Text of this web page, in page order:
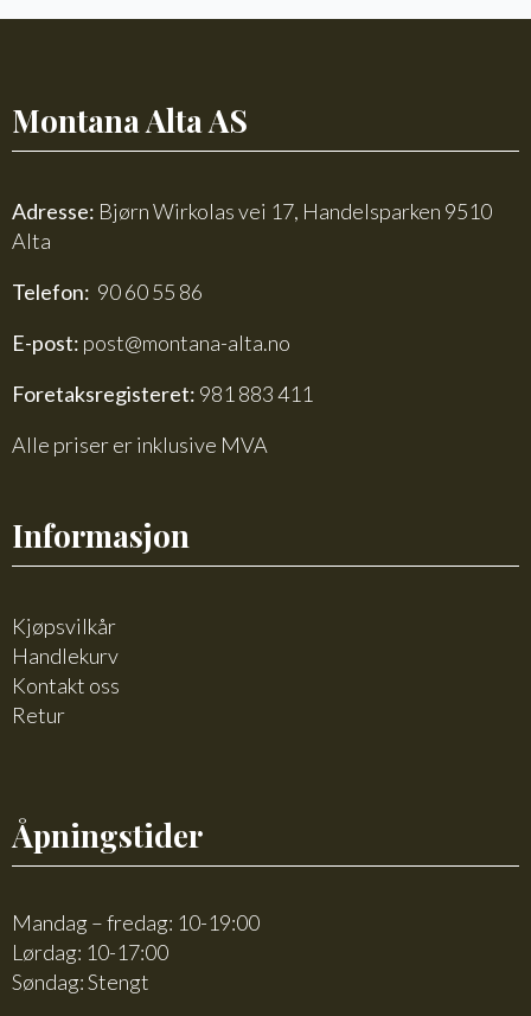
Montana Alta AS
Adresse: Bjørn Wirkolas vei 17, Handelsparken 9510
Alta
Telefon: 90 60 55 86
E-post: post@montana-alta.no
Foretaksregisteret: 981 883 411
Alle priser er inklusive MVA
Informasjon
Kjøpsvilkår
Handlekurv
Kontakt oss
Retur
Åpningstider
Mandag – fredag: 10-19:00
Lørdag: 10-17:00
Søndag: Stengt